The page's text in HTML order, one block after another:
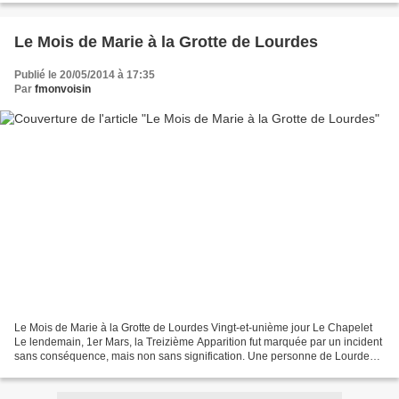
Le Mois de Marie à la Grotte de Lourdes
Publié le 20/05/2014 à 17:35
Par fmonvoisin
Le Mois de Marie à la Grotte de Lourdes Vingt-et-unième jour Le Chapelet
Le lendemain, 1er Mars, la Treizième Apparition fut marquée par un incident
sans conséquence, mais non sans signification. Une personne de Lourdes,